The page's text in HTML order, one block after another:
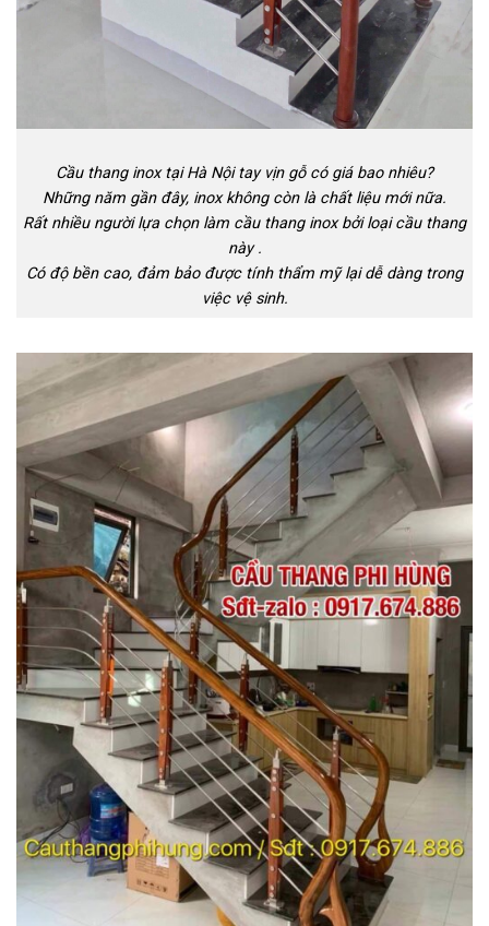
Cầu thang inox tại Hà Nội tay vịn gỗ có giá bao nhiêu?
Những năm gần đây, inox không còn là chất liệu mới nữa.
Rất nhiều người lựa chọn làm cầu thang inox bởi loại cầu thang
này .
Có độ bền cao, đảm bảo được tính thẩm mỹ lại dễ dàng trong
việc vệ sinh.